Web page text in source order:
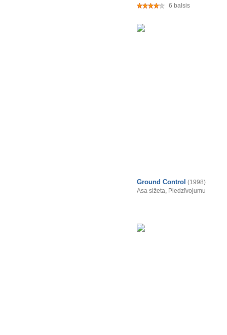
6 balsis
Ground Control (1998)
Asa sižeta, Piedzīvojumu